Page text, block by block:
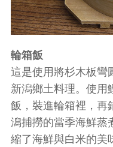
輪箱飯
這是使用將杉木板彎
新潟鄉土料理。使用
飯，裝進輪箱裡，再
潟捕撈的當季海鮮蒸
縮了海鮮與白米的美